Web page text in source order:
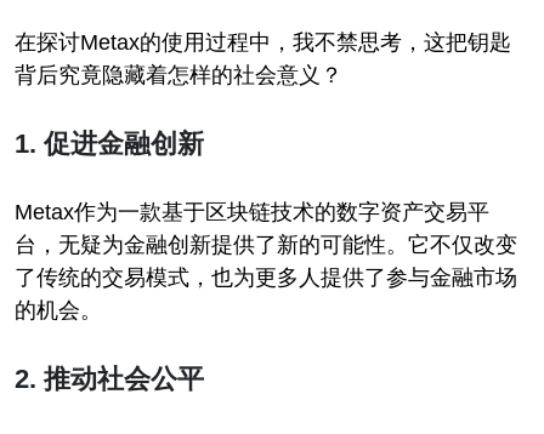
在探讨Metax的使用过程中，我不禁思考，这把钥匙
背后究竟隐藏着怎样的社会意义？
1. 促进金融创新
Metax作为一款基于区块链技术的数字资产交易平
台，无疑为金融创新提供了新的可能性。它不仅改变
了传统的交易模式，也为更多人提供了参与金融市场
的机会。
2. 推动社会公平